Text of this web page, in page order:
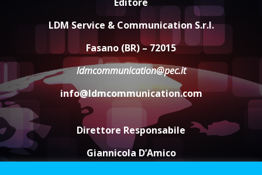
Rivoluzione”: nuovo
appuntamento con “Fasano in
7 Agosto 2026 06:05
US Fasano, Scianaro: “Profonda
amarezza per esclusione dal
campionato di calcio”
7 Agosto 2026 06:00
LDM Service & Communication S.r.l.
Fasano (BR) – 72015
ldmcommunication@pec.it
info@ldmcommunication.com
Direttore Responsabile
Giannicola D’Amico